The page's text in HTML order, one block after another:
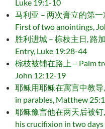
Luke 19:1-10
马利亚 – 两次膏立的第
First of two anointings,
胜利进城 – 棕枝主日, 路
Entry, Luke 19:28-44
棕枝被铺在路上 – Palm
John 12:12-19
耶稣用耶稣在寓言中教导
in parables, Matthew
耶稣豫言他在两天后被钉
his crucifixion in two